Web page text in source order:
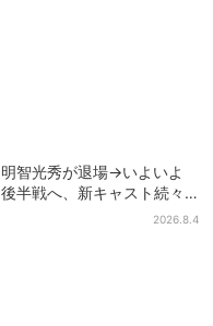
明智光秀が退場→いよいよ
後半戦へ、新キャスト続々…
「豊臣兄弟！」振り返り＆
2026.8.4